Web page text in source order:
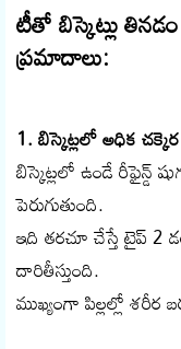
టీతో బిస్కెట్లు
ప్రమాదాలు:
1. బిస్కెట్లలో అధిక
బిస్కెట్లలో ఉండే రీఫైన్డ్
పెరుగుతుంది.
ఇది తరచూ చేస్తే టైప్
దారితీస్తుంది.
ముఖ్యంగా పిల్లల్లో శరీర